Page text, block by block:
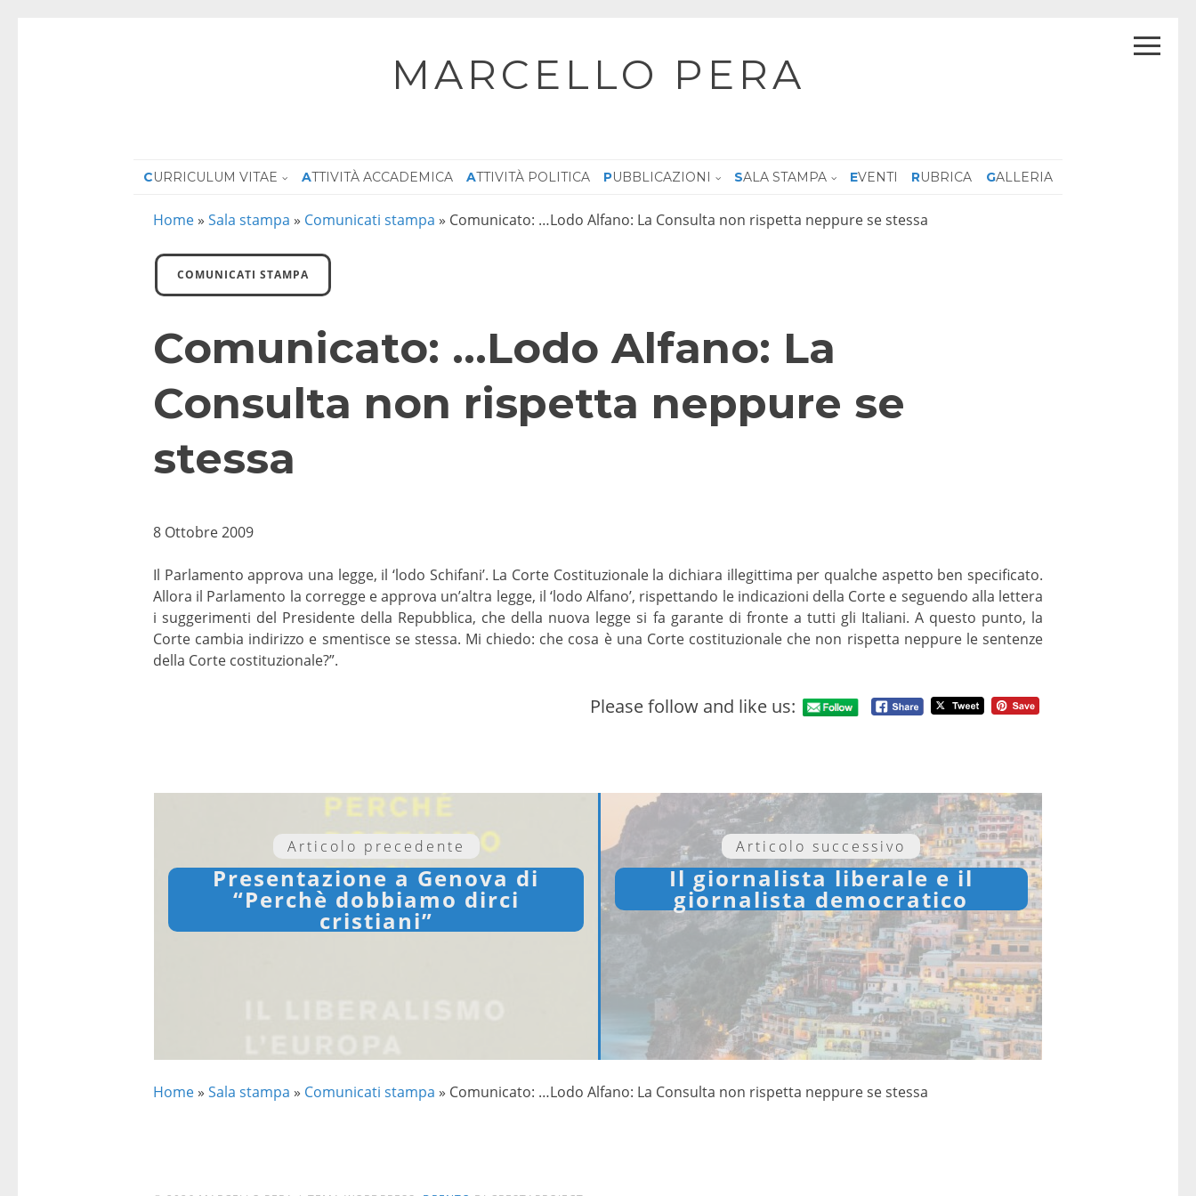
MARCELLO PERA
CURRICULUM VITAE ATTIVITÀ ACCADEMICA ATTIVITÀ POLITICA PUBBLICAZIONI SALA STAMPA EVENTI RUBRICA GALLERIA
Home » Sala stampa » Comunicati stampa » Comunicato: …Lodo Alfano: La Consulta non rispetta neppure se stessa
COMUNICATI STAMPA
Comunicato: …Lodo Alfano: La
Consulta non rispetta neppure se
stessa
8 Ottobre 2009
Il Parlamento approva una legge, il ‘lodo Schifani’. La Corte Costituzionale la dichiara illegittima per qualche aspetto ben specificato.
Allora il Parlamento la corregge e approva un’altra legge, il ‘lodo Alfano’, rispettando le indicazioni della Corte e seguendo alla lettera
i suggerimenti del Presidente della Repubblica, che della nuova legge si fa garante di fronte a tutti gli Italiani. A questo punto, la
Corte cambia indirizzo e smentisce se stessa. Mi chiedo: che cosa è una Corte costituzionale che non rispetta neppure le sentenze
della Corte costituzionale?”.
Please follow and like us:
Articolo precedente
Presentazione a Genova di
“Perchè dobbiamo dirci
cristiani”
Articolo successivo
Il giornalista liberale e il
giornalista democratico
Home » Sala stampa » Comunicati stampa » Comunicato: …Lodo Alfano: La Consulta non rispetta neppure se stessa